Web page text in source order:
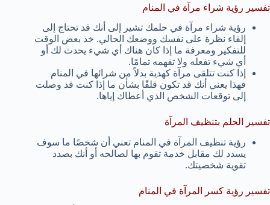
تفسير رؤية شراء مرآة في المنام
رؤية شراء مرآة في حلمك تشير إلى أنك قد تحتاج إلى
إلقاء نظرة على نفسك ووضعك الحالي. خذ بعض الوقت
للتفكير ومعرفة ما إذا كان هناك أي شيء يحدث لك أو
أي شيء تفعله ولا تفهمه تمامًا.
إذا كنت تتلقى مرآة كهدية بدلاً من شرائها في المنام
فهذا يعني أنك قد تكون قلقًا بشأن ما إذا كنت قد وصلت
إلى توقعات الشخص الذي أعطاك إياها.
تفسير الحلم بتنظيف المرآة
رؤية تنظيف المرآة في المنام تعني أن شخصًا ما سوف
يسدد لك مقابل خدمة تقوم بها لصالحه أو أنك بصدد
تقوية شخصيتك.
تفسير رؤية كسر المرآة في المنام